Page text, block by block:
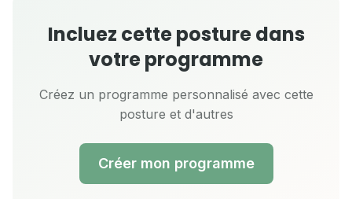
Incluez cette posture dans
votre programme
Créez un programme personnalisé avec cette
posture et d'autres
Créer mon programme